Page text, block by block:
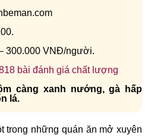
300.000 VNĐ/người.
bài đánh giá chất lượng
càng xanh nướng, gà hấp
lá.
trong những quán ăn mở xuyên